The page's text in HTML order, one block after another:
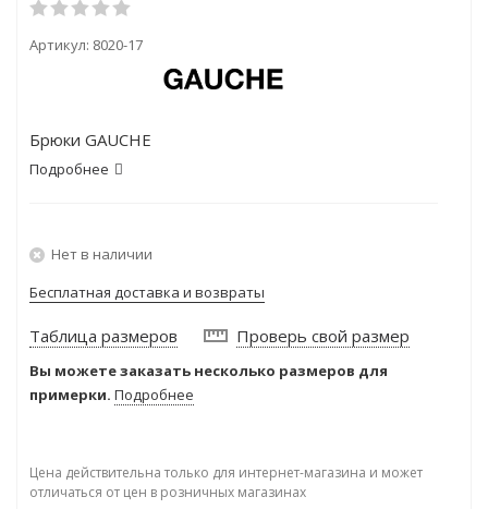
Артикул: 8020-17
Брюки GAUCHE
Подробнее
Нет в наличии
Бесплатная доставка и возвраты
Таблица размеров Проверь свой размер
Вы можете заказать несколько размеров для
примерки. Подробнее
Цена действительна только для интернет-магазина и может
отличаться от цен в розничных магазинах